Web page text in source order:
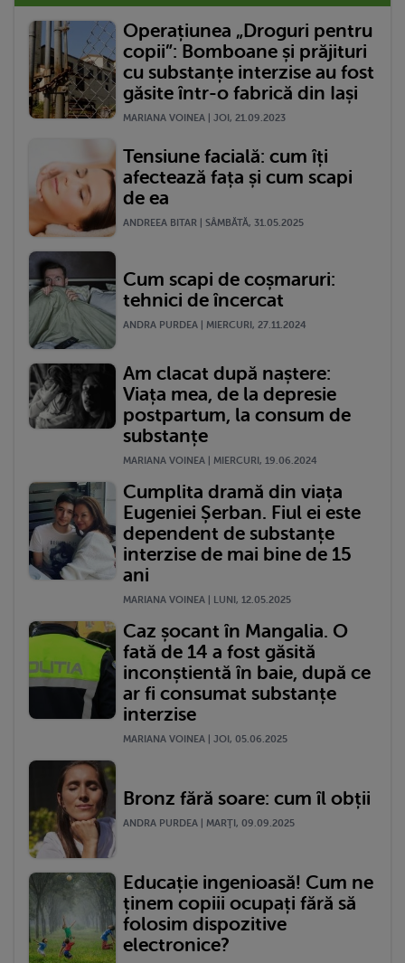
Operațiunea „Droguri pentru
copii”: Bomboane și prăjituri
cu substanțe interzise au fost
găsite într-o fabrică din Iași
MARIANA VOINEA | JOI, 21.09.2023
Tensiune facială: cum îți
afectează fața și cum scapi
de ea
ANDREEA BITAR | SÂMBĂTĂ, 31.05.2025
Cum scapi de coșmaruri:
tehnici de încercat
ANDRA PURDEA | MIERCURI, 27.11.2024
Am clacat după naștere:
Viața mea, de la depresie
postpartum, la consum de
substanțe
MARIANA VOINEA | MIERCURI, 19.06.2024
Cumplita dramă din viața
Eugeniei Șerban. Fiul ei este
dependent de substanțe
interzise de mai bine de 15
ani
MARIANA VOINEA | LUNI, 12.05.2025
Caz șocant în Mangalia. O
fată de 14 a fost găsită
inconștientă în baie, după ce
ar fi consumat substanțe
interzise
MARIANA VOINEA | JOI, 05.06.2025
Bronz fără soare: cum îl obții
ANDRA PURDEA | MARŢI, 09.09.2025
Educație ingenioasă! Cum ne
ținem copiii ocupați fără să
folosim dispozitive
electronice?